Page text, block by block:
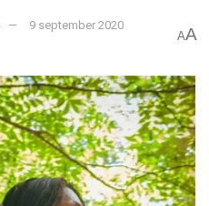
9 september 2020
AA